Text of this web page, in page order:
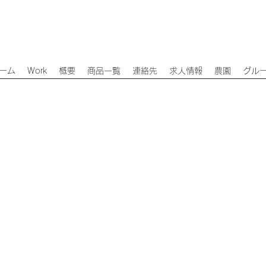
ム Work 概要 商品一覧 連絡先 求人情報 農園 グル